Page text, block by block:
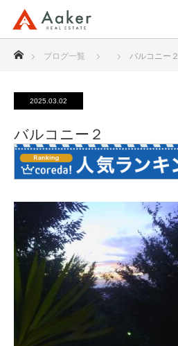
ブログ一覧 バルコニー２
2025.03.02
バルコニー２